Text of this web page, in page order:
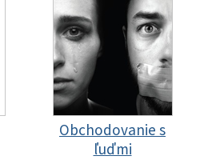
Obchodovanie s
ľuďmi